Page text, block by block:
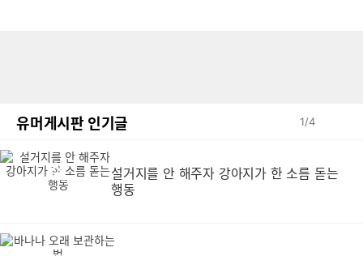
유머게시판 인기글 1/4
설거지를 안 해주자 강아지가 한 소름 돋는
행동
설